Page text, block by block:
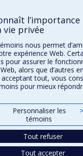
le Département?
DES SCIENCES
l’importance
vie privée
nous permet
expérience Web.
pour assurer le
alors que d’autres
acceptant tout, vous
pour mieux
Personnaliser les
témoins
>
Tout refuser
Tout accepter